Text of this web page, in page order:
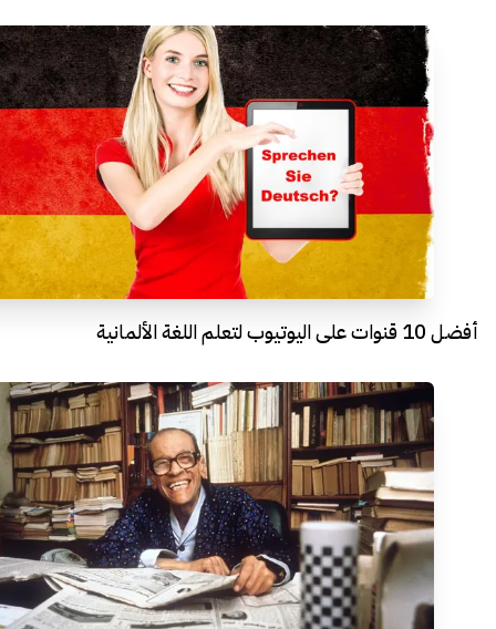
أفضل 10 قنوات على اليوتيوب لتعلم اللغة الألمانية